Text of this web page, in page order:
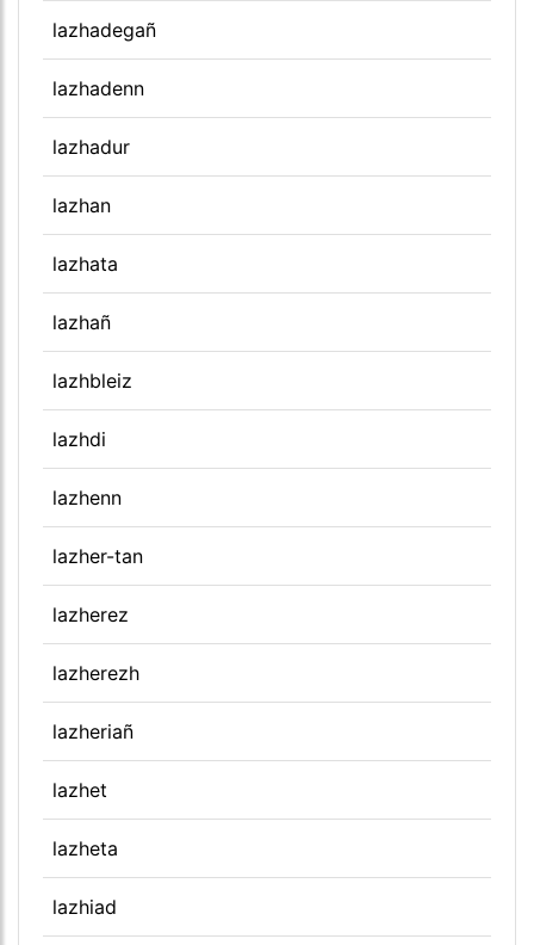
lazhadegañ
lazhadenn
lazhadur
lazhan
lazhata
lazhañ
lazhbleiz
lazhdi
lazhenn
lazher-tan
lazherez
lazherezh
lazheriañ
lazhet
lazheta
lazhiad